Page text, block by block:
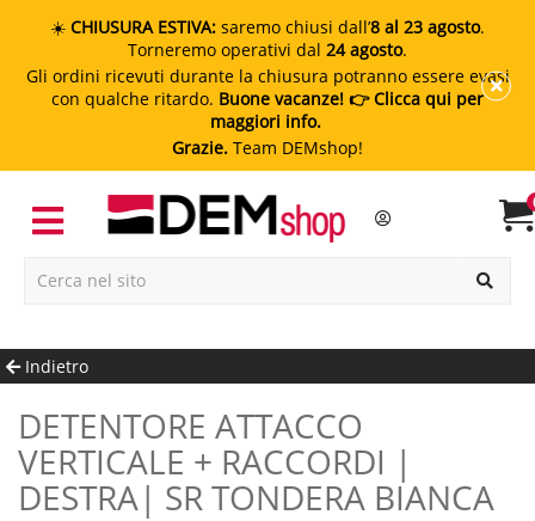
☀️ CHIUSURA ESTIVA: saremo chiusi dall’8 al 23 agosto.
Torneremo operativi dal 24 agosto.
Gli ordini ricevuti durante la chiusura potranno essere evasi
con qualche ritardo. Buone vacanze! 👉 Clicca qui per
maggiori info.
Grazie. Team DEMshop!
Indietro
DETENTORE ATTACCO
VERTICALE + RACCORDI |
DESTRA| SR TONDERA BIANCA